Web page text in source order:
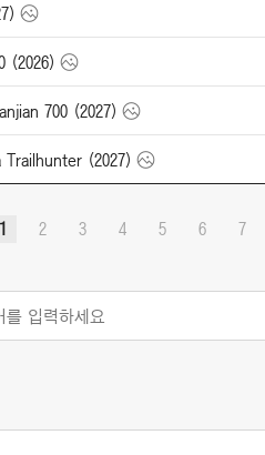
(2026)
700 (2027)
Trailhunter (2027)
1 2 3 4 5 6 7